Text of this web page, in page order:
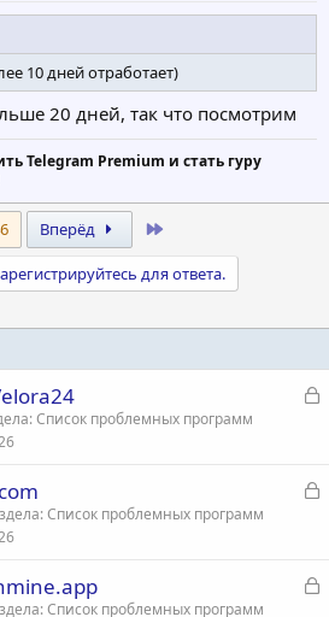
10 дней отработает)
20 дней, так что посмотрим
Telegram Premium и стать гуру
Вперёд
для ответа.
З
Список проблемных программ
З
Список проблемных программ
З
Список проблемных программ